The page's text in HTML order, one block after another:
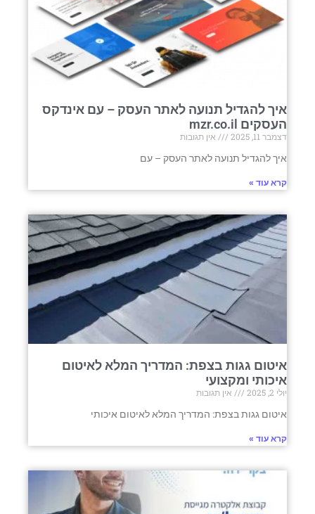
איך להגדיל תנועה לאתר העסק – עם אינדקס
העסקים mzr.co.il
דצמבר 11, 2025
אין תגובות
איך להגדיל תנועה לאתר העסק – עם
קרא עוד »
איטום גגות בצפת: המדריך המלא לאיטום
איכותי ומקצועי
יולי 2, 2025
אין תגובות
איטום גגות בצפת: המדריך המלא לאיטום איכותי
קרא עוד »